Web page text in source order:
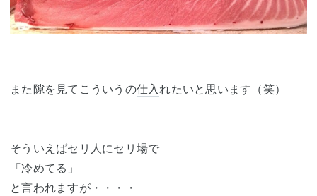
また隙を見てこういうの仕入れたいと思います（笑）
そういえばセリ人にセリ場で
「冷めてる」
と言われますが・・・・